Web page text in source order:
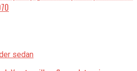
sedan